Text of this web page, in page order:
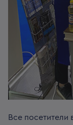
Все посетители